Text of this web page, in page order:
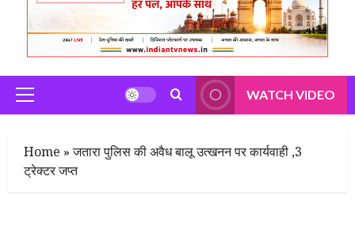
Primary
Menu
WATCH VIDEO
Home »जतारा पुलिस की अवैध बालू उत्खनन पर कार्यवाही ,3
ट्रेक्टर जप्त